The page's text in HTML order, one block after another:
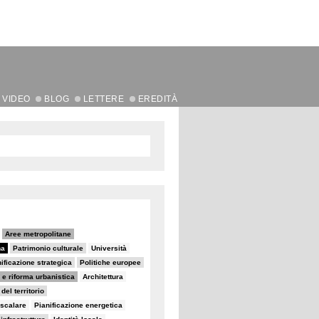
VIDEO BLOG LETTERE EREDITÀ
Aree metropolitane
Patrimonio culturale Università
strategica Politiche europee
e riforma urbanistica Architettura
del territorio
Pianificazione energetica